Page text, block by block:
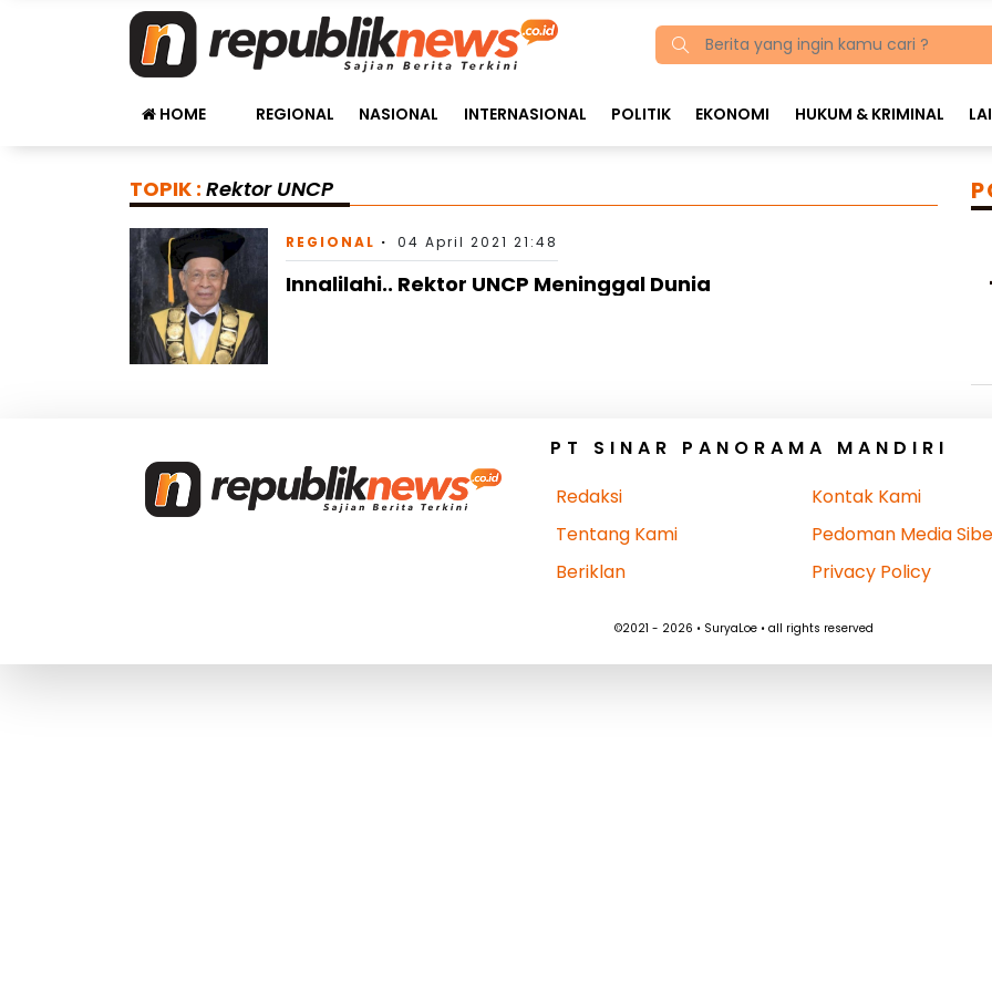
HOME REGIONAL NASIONAL INTERNASIONAL POLITIK EKONOMI HUKUM & KRIMINAL
TOPIK : Rektor UNCP
REGIONAL 04 April 2021 21:48
Innalilahi.. Rektor UNCP Meninggal Dunia
PT SINAR PANORAMA MANDIRI
Redaksi
Tentang Kami
Beriklan
Kontak Kami
Pedoman Media
Privacy Policy
©2021 - 2026 • SuryaLoe • all rights reserved